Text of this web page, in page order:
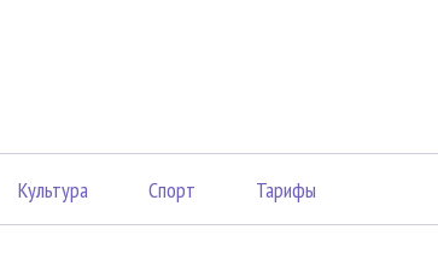
Культура Спорт Тарифы